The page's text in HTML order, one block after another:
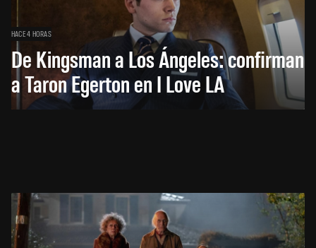
HACE 4 HORAS
De Kingsman a Los Ángeles: confirman
a Taron Egerton en I Love LA